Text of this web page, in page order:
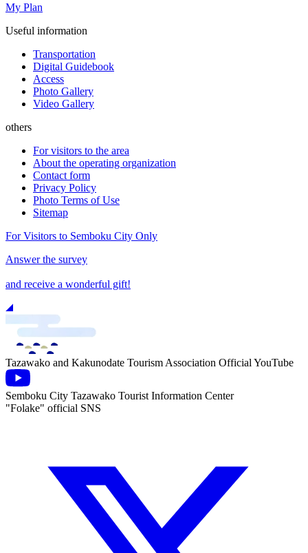
My Plan
Useful information
Transportation
Digital Guidebook
Access
Photo Gallery
Video Gallery
others
For visitors to the area
About the operating organization
Contact form
Privacy Policy
Photo Terms of Use
Sitemap
For Visitors to Semboku City Only
Answer the survey
and receive a wonderful gift!
Tazawako and Kakunodate Tourism Association Official YouTube
Semboku City Tazawako Tourist Information Center
"Folake" official SNS